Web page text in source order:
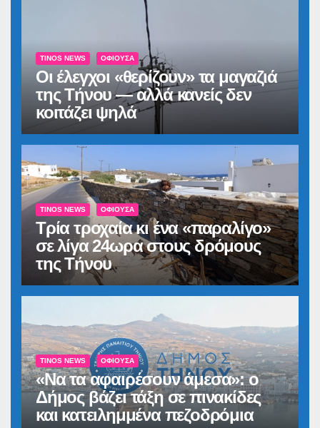
TINOS NEWS ΟΦΙΟΎΣΑ
Οι έλεγχοι «θερίζουν» τα μαγαζιά
της Τήνου — αλλά κανείς δεν
κοιτάζει ψηλά
TINOS NEWS ΟΦΙΟΎΣΑ
Τρία τροχαία κι ένα «παραλίγο»
σε λίγα 24ωρα στους δρόμους
της Τήνου
TINOS NEWS ΟΦΙΟΎΣΑ
«Να τα αφαιρέσουν άμεσα»: ο
Δήμος βάζει τάξη σε πινακίδες
και κατειλημμένα πεζοδρόμια